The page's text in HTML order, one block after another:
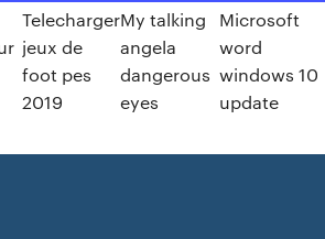
Telecharger
jeux de
foot pes
2019
My talking
angela
dangerous
eyes
Microsoft
word
windows 10
update